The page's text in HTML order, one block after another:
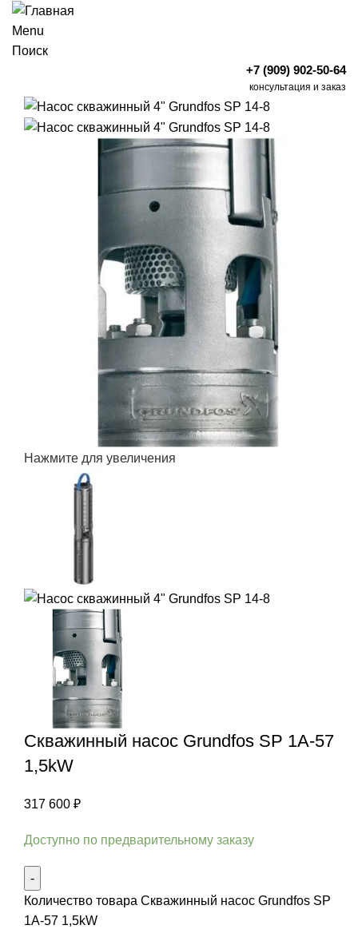
Menu
Поиск
+7 (909) 902-50-64
консультация и заказ
Нажмите для увеличения
Скважинный насос Grundfos SP 1A-57
1,5kW
317 600 ₽
Доступно по предварительному заказу
Количество товара Скважинный насос Grundfos SP
1A-57 1,5kW